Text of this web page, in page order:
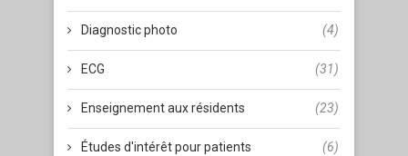
Diagnostic photo (4)
ECG (31)
Enseignement aux résidents (23)
Études d'intérêt pour patients (6)